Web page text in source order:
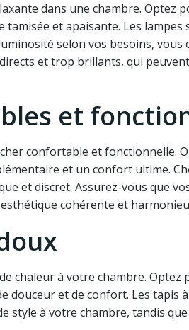
dans une chambre. Optez
et apaisante. Les lampes
selon vos besoins, vous
et trop brillants, qui
et
confortable et fonctionnelle.
et un confort ultime.
et discret. Assurez-vous que
cohérente et
chaleur à votre chambre. Optez
douceur et de confort. Les tapis
style à votre chambre, tandis